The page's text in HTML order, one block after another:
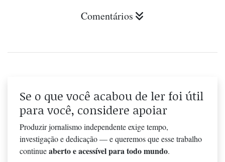
Comentários
Se o que você acabou de ler foi útil
para você, considere apoiar
Produzir jornalismo independente exige tempo,
investigação e dedicação — e queremos que esse trabalho
continueaberto e acessível para todo mundo.